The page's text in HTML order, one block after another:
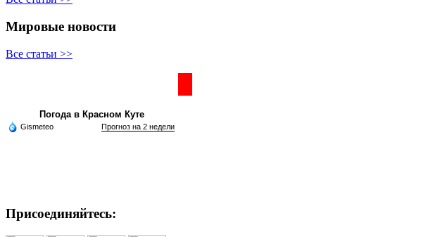
Мировые новости
Все статьи >>
Погода в Красном Куте
Gismeteo Прогноз на 2 недели
Присоединяйтесь: